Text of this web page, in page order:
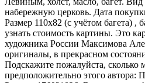
набережную церковь. Дата
Размер 110х82 (с учётом багета) ,
узнать стоимость картины. Это
художника России Максимова
оригиналы, в прекрасном
Подскажите пожалуйста, сколько
предположительно этого автора: